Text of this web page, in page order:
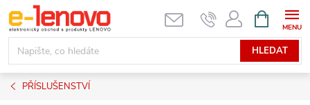
Přejít
na
obsah
HLEDAT
NÁKUPNÍ
KOŠÍK
PŘÍSLUŠENSTVÍ